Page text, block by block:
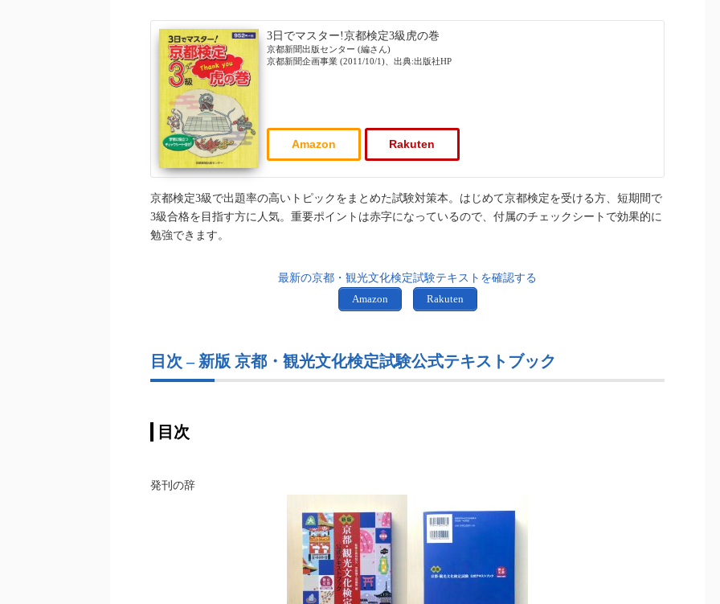
3日でマスター!京都検定3級虎の巻
京都新聞出版センター (編さん)
京都新聞企画事業 (2011/10/1)、出典:出版社HP
Amazon Rakuten
京都検定3級で出題率の高いトピックをまとめた試験対策本。はじめて京都検定を受ける方、短期間で
3級合格を目指す方に人気。重要ポイントは赤字になっているので、付属のチェックシートで効果的に
勉強できます。
最新の京都・観光文化検定試験テキストを確認する
Amazon
Rakuten
目次 – 新版 京都・観光文化検定試験公式テキストブック
目次
発刊の辞